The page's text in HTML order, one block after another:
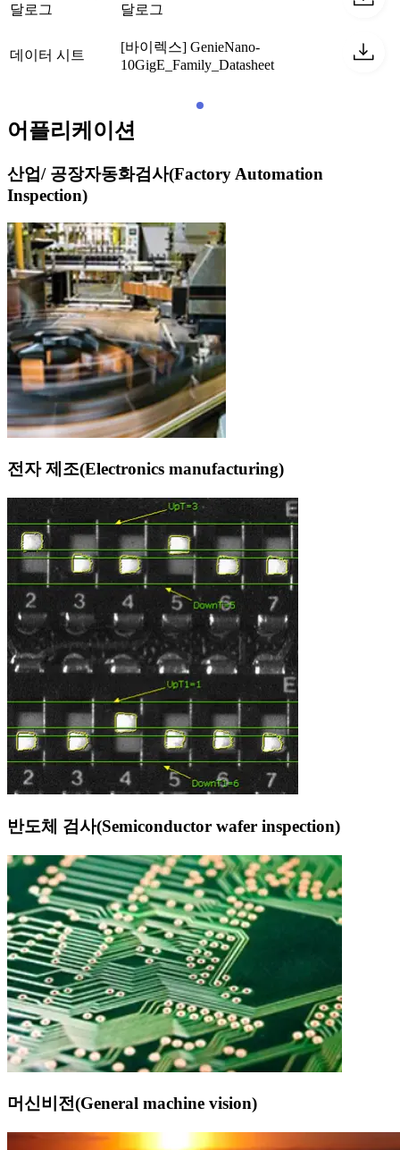
달로그
달로그
데이터 시트
[바이렉스] GenieNano-
10GigE_Family_Datasheet
어플리케이션
산업/ 공장자동화검사(Factory Automation
Inspection)
전자 제조(Electronics manufacturing)
반도체 검사(Semiconductor wafer inspection)
머신비전(General machine vision)